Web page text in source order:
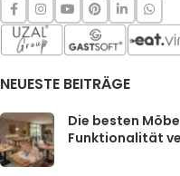
NEUESTE BEITRÄGE
Die besten
Funktionalität